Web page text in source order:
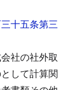
十五条第三
社の社外取
して計算関